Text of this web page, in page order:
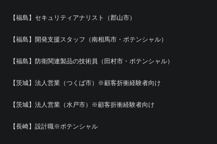
【福島】セキュリティアナリスト（郡山市）
【福島】開発支援スタッフ（南相馬市・ポテンシャル）
【福島】防衛関連製品の技術員（田村市・ポテンシャル）
【茨城】法人営業（つくば市）※顧客折衝経験者向け
【茨城】法人営業（水戸市）※顧客折衝経験者向け
【長崎】設計職※ポテンシャル